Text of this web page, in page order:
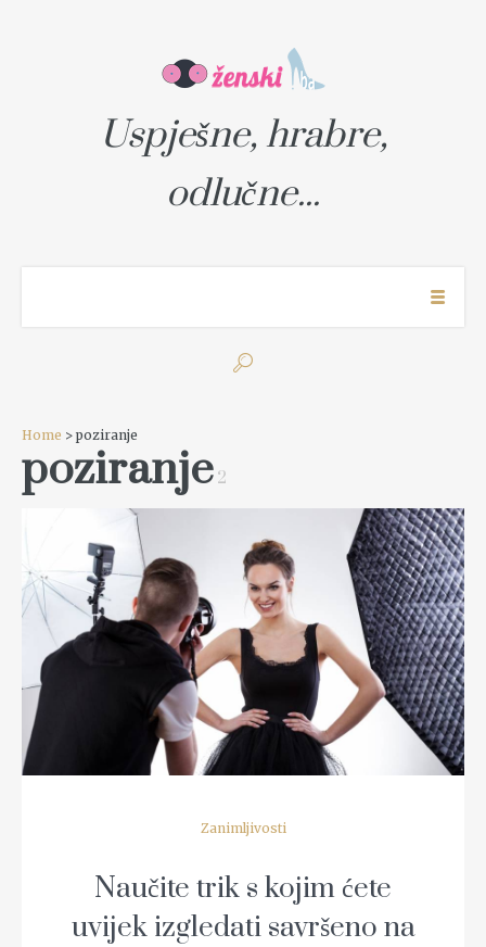
Uspješne, hrabre,
odlučne...
Home > poziranje
poziranje 2
READ MORE
Zanimljivosti
Naučite trik s kojim ćete
uvijek izgledati savršeno na